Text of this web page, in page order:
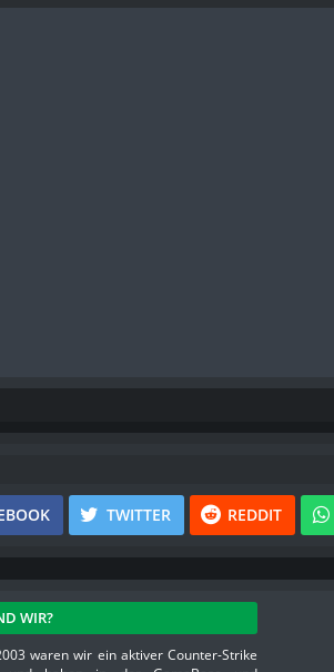
TWITTER REDDIT
WIR?
waren wir ein aktiver Counter-Strike